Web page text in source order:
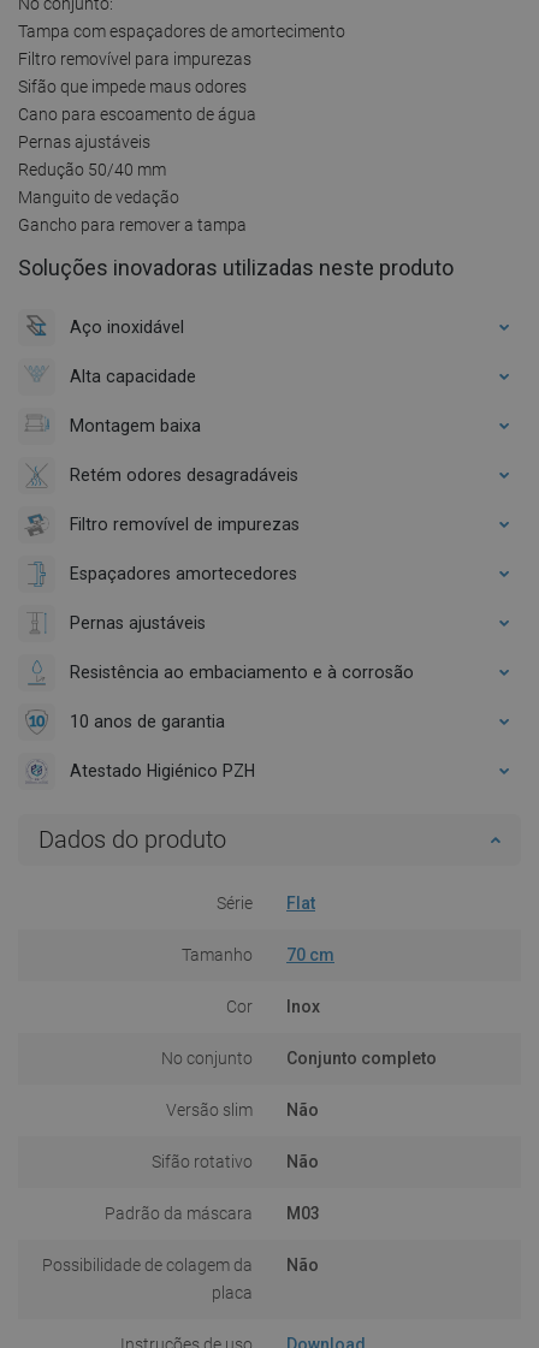
Tampa com espaçadores de amortecimento
Filtro removível para impurezas
Sifão que impede maus odores
Cano para escoamento de água
Pernas ajustáveis
Redução 50/40 mm
Manguito de vedação
Gancho para remover a tampa
Soluções inovadoras utilizadas neste produto
Aço inoxidável
Alta capacidade
Montagem baixa
Retém odores desagradáveis
Filtro removível de impurezas
Espaçadores amortecedores
Pernas ajustáveis
Resistência ao embaciamento e à corrosão
10 anos de garantia
Atestado Higiénico PZH
Dados do produto
Série Flat
Tamanho 70 cm
Cor Inox
No conjunto Conjunto completo
Versão slim Não
Sifão rotativo Não
Padrão da máscara M03
Possibilidade de colagem da
placa
Não
Instruções de uso Download